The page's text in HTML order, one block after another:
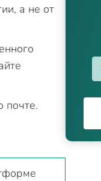
а не от
почте.